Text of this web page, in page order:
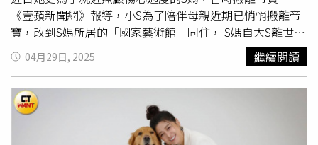
《壹蘋新聞網》報導，小S為了陪伴母親近期已悄悄搬離帝
寶，改到S媽所居的「國家藝術館」同住， S媽自大S離世
後，失眠難過到幾乎站不起來，自爆看了身心科、打了強心
針，仍難以恢復元氣。S媽日前更悲慟的想要尋求命理師等
外界幫助，為此，小S希望透過陪伴與關懷慢慢修補失親的
傷口，包括網友也紛紛留言安慰，希望她能在時間的治癒
下，逐漸平靜地面對悲痛，並鼓勵她要堅強。據了解，該住
所正是大S生前所購買，為媽媽安排的房子；價值2.1億，大
04月29日, 2025 繼續閱讀